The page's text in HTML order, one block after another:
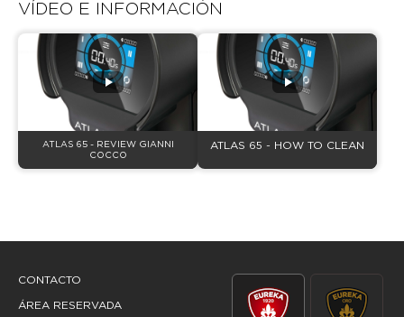
VÍDEO E INFORMACIÓN
ATLAS 65 - REVIEW GIANNI
COCCO
ATLAS 65 - HOW TO CLEAN
CONTACTO
ÁREA RESERVADA